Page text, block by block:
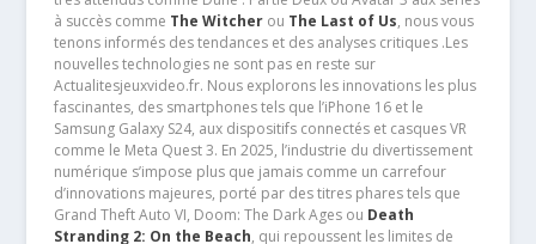
à succès comme The Witcherou The Last of Us, nous vous
tenons informés des tendances et des analyses critiques .Les
nouvelles technologies ne sont pas en reste sur
Actualitesjeuxvideo.fr. Nous explorons les innovations les plus
fascinantes, des smartphones tels que l’iPhone 16 et le
Samsung Galaxy S24, aux dispositifs connectés et casques VR
comme le Meta Quest 3. En 2025, l’industrie du divertissement
numérique s’impose plus que jamais comme un carrefour
d’innovations majeures, porté par des titres phares tels que
Grand Theft Auto VI, Doom: The Dark Ages ou Death
Stranding 2: On the Beach, qui repoussent les limites de